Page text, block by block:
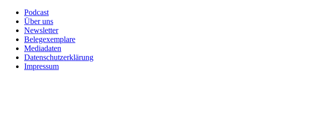
Podcast
Über uns
Newsletter
Belegexemplare
Mediadaten
Datenschutzerklärung
Impressum